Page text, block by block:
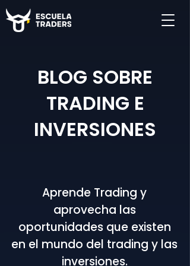
BLOG SOBRE
TRADING E
INVERSIONES
Aprende Trading y
aprovecha las
oportunidades que existen
en el mundo del trading y las
inversiones.